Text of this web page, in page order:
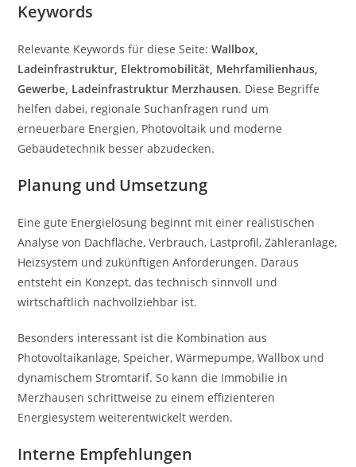
Keywords
Relevante Keywords für diese Seite:Wallbox,
Ladeinfrastruktur, Elektromobilität, Mehrfamilienhaus,
Gewerbe, Ladeinfrastruktur Merzhausen. Diese Begriffe
helfen dabei, regionale Suchanfragen rund um
erneuerbare Energien, Photovoltaik und moderne
Gebäudetechnik besser abzudecken.
Planung und Umsetzung
Eine gute Energielösung beginnt mit einer realistischen
Analyse von Dachfläche, Verbrauch, Lastprofil, Zähleranlage,
Heizsystem und zukünftigen Anforderungen. Daraus
entsteht ein Konzept, das technisch sinnvoll und
wirtschaftlich nachvollziehbar ist.
Besonders interessant ist die Kombination aus
Photovoltaikanlage, Speicher, Wärmepumpe, Wallbox und
dynamischem Stromtarif. So kann die Immobilie in
Merzhausen schrittweise zu einem effizienteren
Energiesystem weiterentwickelt werden.
Interne Empfehlungen